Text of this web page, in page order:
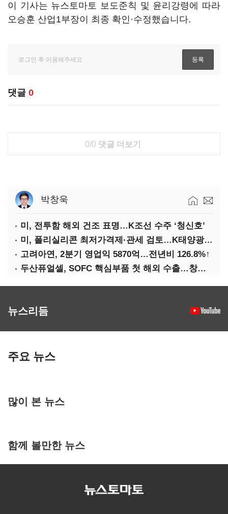
이 기사는 뉴스토마토 보도준칙 및 윤리강령에 따라
오승훈 산업1부장이 최종 확인·수정했습니다.
댓글 0
0/0 댓글 더보기
박창욱
미, 전투함 해외 건조 표명…K조선 수주 ‘청신호’
미, 폴리실리콘 최저가격제·관세 검토…K태양광 입지 확대 기대
고려아연, 2분기 영업익 5870억…전년비 126.8%↑
두산퓨얼셀, SOFC 핵심부품 첫 해외 수출…창사 이래 최대 규모
뉴스리듬
주요 뉴스
많이 본 뉴스
함께 볼만한 뉴스